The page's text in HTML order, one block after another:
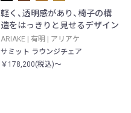
軽く、透明感があり、椅子の構
造をはっきりと見せるデザイン
ARIAKE | 有明 | アリアケ
サミット ラウンジチェア
￥178,200(税込)～